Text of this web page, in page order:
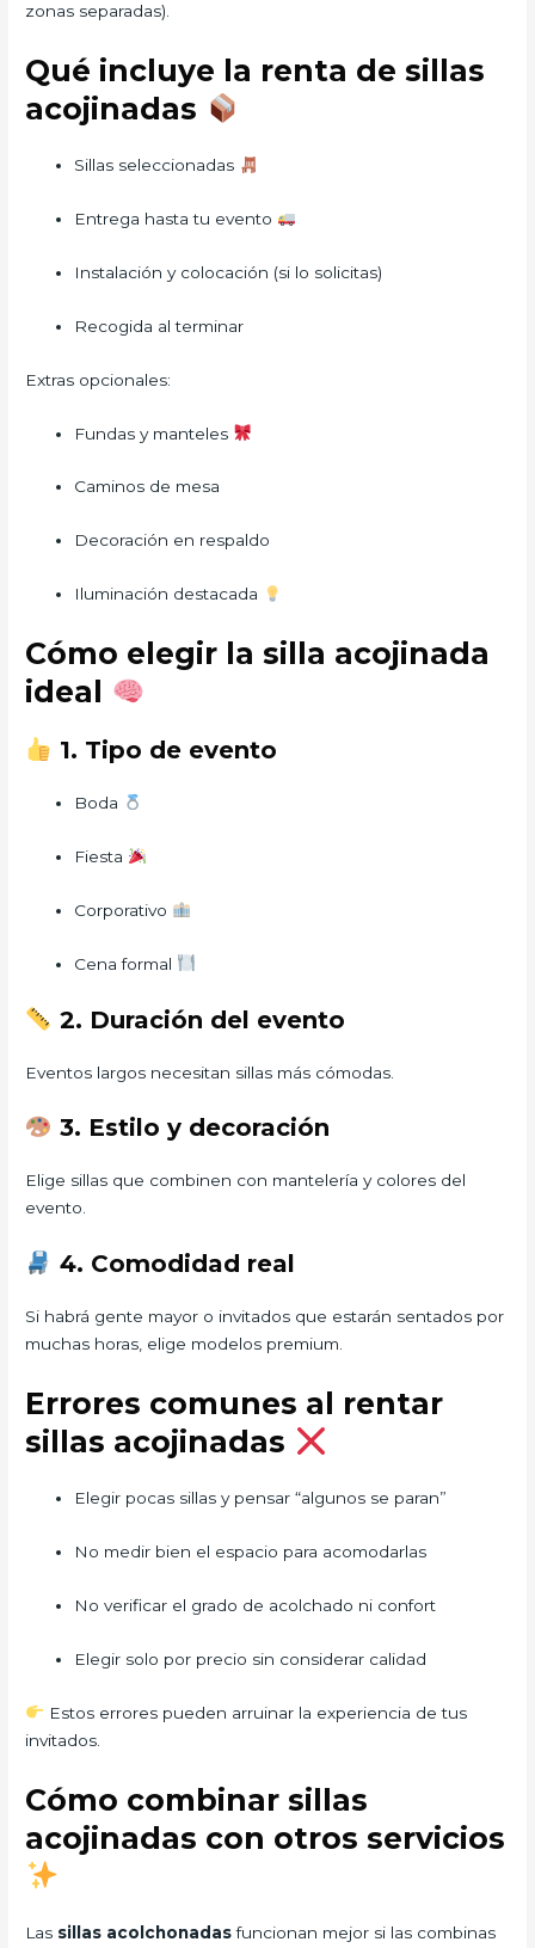
zonas separadas).
Qué incluye la renta de sillas
acojinadas
Sillas seleccionadas
Entrega hasta tu evento
Instalación y colocación (si lo solicitas)
Recogida al terminar
Extras opcionales:
Fundas y manteles
Caminos de mesa
Decoración en respaldo
Iluminación destacada
Cómo elegir la silla acojinada
ideal
1. Tipo de evento
Boda
Fiesta
Corporativo
Cena formal
2. Duración del evento
Eventos largos necesitan sillas más cómodas.
3. Estilo y decoración
Elige sillas que combinen con mantelería y colores del
evento.
4. Comodidad real
Si habrá gente mayor o invitados que estarán sentados por
muchas horas, elige modelos premium.
Errores comunes al rentar
sillas acojinadas
Elegir pocas sillas y pensar “algunos se paran”
No medir bien el espacio para acomodarlas
No verificar el grado de acolchado ni confort
Elegir solo por precio sin considerar calidad
Estos errores pueden arruinar la experiencia de tus
invitados.
Cómo combinar sillas
acojinadas con otros servicios
Las sillas acolchonadasfuncionan mejor si las combinas